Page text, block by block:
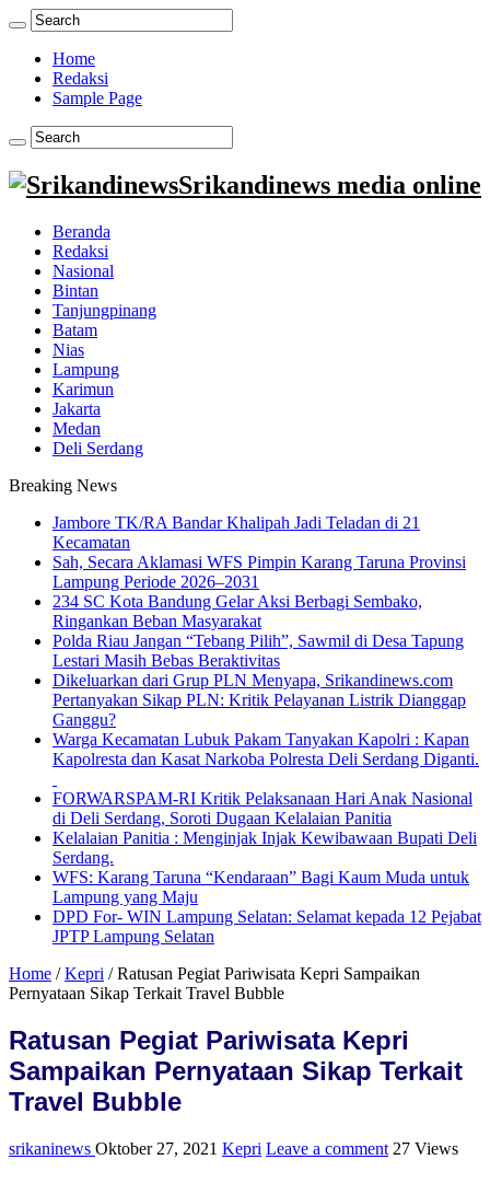
Home
Redaksi
Sample Page
Srikandinews media online
Beranda
Redaksi
Nasional
Bintan
Tanjungpinang
Batam
Nias
Lampung
Karimun
Jakarta
Medan
Deli Serdang
Breaking News
Jambore TK/RA Bandar Khalipah Jadi Teladan di 21
Kecamatan
Sah, Secara Aklamasi WFS Pimpin Karang Taruna Provinsi
Lampung Periode 2026–2031
234 SC Kota Bandung Gelar Aksi Berbagi Sembako,
Ringankan Beban Masyarakat
Polda Riau Jangan “Tebang Pilih”, Sawmil di Desa Tapung
Lestari Masih Bebas Beraktivitas
Dikeluarkan dari Grup PLN Menyapa, Srikandinews.com
Pertanyakan Sikap PLN: Kritik Pelayanan Listrik Dianggap
Ganggu?
Warga Kecamatan Lubuk Pakam Tanyakan Kapolri : Kapan
Kapolresta dan Kasat Narkoba Polresta Deli Serdang Diganti.
FORWARSPAM-RI Kritik Pelaksanaan Hari Anak Nasional
di Deli Serdang, Soroti Dugaan Kelalaian Panitia
Kelalaian Panitia : Menginjak Injak Kewibawaan Bupati Deli
Serdang.
WFS: Karang Taruna “Kendaraan” Bagi Kaum Muda untuk
Lampung yang Maju
DPD For- WIN Lampung Selatan: Selamat kepada 12 Pejabat
JPTP Lampung Selatan
Home / Kepri / Ratusan Pegiat Pariwisata Kepri Sampaikan
Pernyataan Sikap Terkait Travel Bubble
Ratusan Pegiat Pariwisata Kepri
Sampaikan Pernyataan Sikap Terkait
Travel Bubble
srikaninews Oktober 27, 2021 Kepri Leave a comment 27 Views